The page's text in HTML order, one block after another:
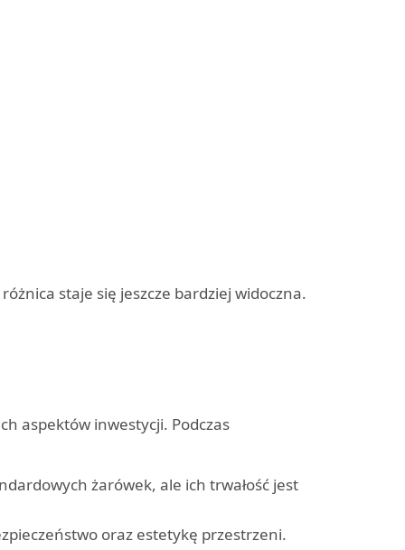
staje się jeszcze bardziej widoczna.
aspektów inwestycji. Podczas
żarówek, ale ich trwałość jest
oraz estetykę przestrzeni.